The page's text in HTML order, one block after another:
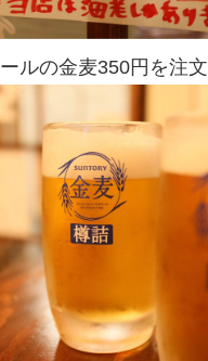
ルの金麦350円を注文